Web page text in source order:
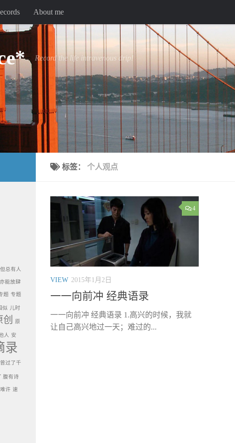
About me
Record the life intravenous drip!
标签： 个人观点
4
VIEW 2015年1月2日
一一向前冲 经典语录
一一向前冲 经典语录 1.高兴的时候，我就
让自己高兴地过一天；难过的...
总有人
能放肆
题 专题
似 儿时
创 原
人 安
录
过了千
腹有诗
许 速